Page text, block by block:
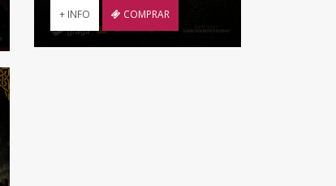
+ INFO COMPRAR